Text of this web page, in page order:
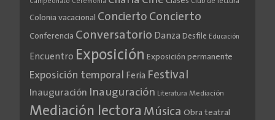
Campeonato Ceremonia
Colonia vacacional Concierto Concierto
Conferencia Conversatorio Danza Desfile Educación
Encuentro Exposición Exposición permanente
Exposición temporal Feria Festival
Inauguración Inauguración Literatura Mediación
Mediación lectora Música Obra teatral